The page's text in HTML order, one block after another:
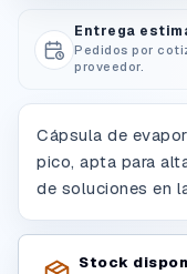
Entrega
Pedidos por
proveedor.
Cápsula de
pico, apta para
de soluciones en
Stock